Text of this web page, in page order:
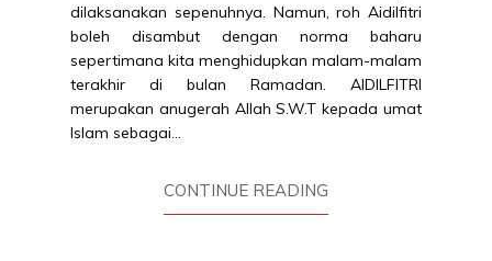
dilaksanakan sepenuhnya. Namun, roh Aidilfitri
boleh disambut dengan norma baharu
sepertimana kita menghidupkan malam-malam
terakhir di bulan Ramadan. AIDILFITRI
merupakan anugerah Allah S.W.T kepada umat
Islam sebagai...
CONTINUE READING